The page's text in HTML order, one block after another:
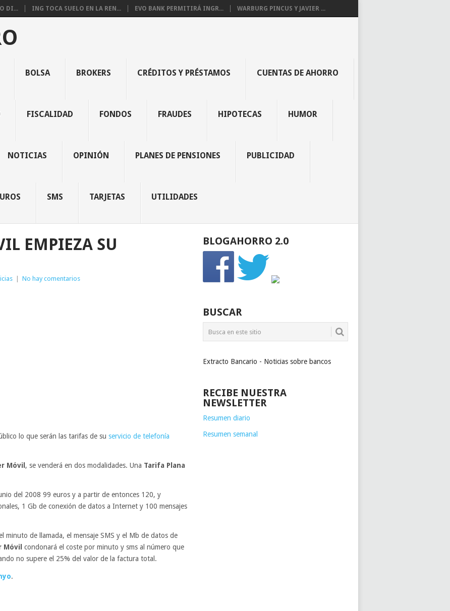
DI... ING TOCA SUELO EN LA REN... EVO BANK PERMITIRÁ INGR... WARBURG PINCUS Y JAVIER ...
BOLSA BROKERS CRÉDITOS Y PRÉSTAMOS CUENTAS DE AHORRO
FISCALIDAD FONDOS FRAUDES HIPOTECAS HUMOR
NOTICIAS OPINIÓN PLANES DE PENSIONES PUBLICIDAD
SMS TARJETAS UTILIDADES
EMPIEZA SU
No hay comentarios
lo que serán las tarifas de su servicio de telefonía
Móvil , se venderá en dos modalidades. Una Tarifa Plana
del 2008 99 euros y a partir de entonces 120, y
1 Gb de conexión de datos a Internet y 100 mensajes
minuto de llamada, el mensaje SMS y el Mb de datos de
Móvil condonará el coste por minuto y sms al número que
no supere el 25% del valor de la factura total.
.
BLOGAHORRO 2.0
BUSCAR
Extracto Bancario - Noticias sobre bancos
RECIBE NUESTRA
NEWSLETTER
Resumen diario
Resumen semanal